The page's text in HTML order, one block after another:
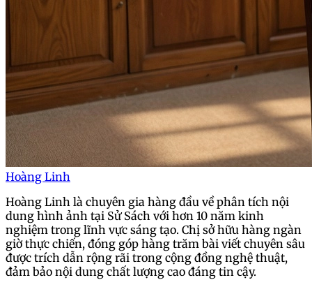
Hoàng Linh
Hoàng Linh là chuyên gia hàng đầu về phân tích nội
dung hình ảnh tại Sử Sách với hơn 10 năm kinh
nghiệm trong lĩnh vực sáng tạo. Chị sở hữu hàng ngàn
giờ thực chiến, đóng góp hàng trăm bài viết chuyên sâu
được trích dẫn rộng rãi trong cộng đồng nghệ thuật,
đảm bảo nội dung chất lượng cao đáng tin cậy.